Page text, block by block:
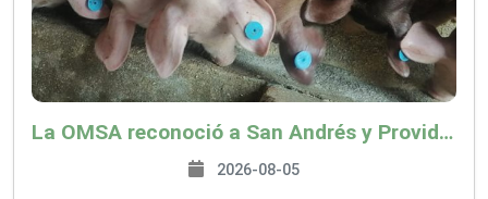
La OMSA reconoció a San Andrés y Providencia como zona libre de Peste Porcina Clásica (PPC)
2026-08-05